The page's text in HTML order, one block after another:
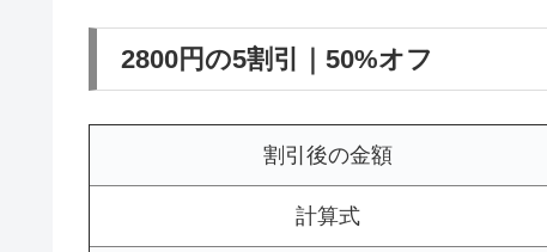
2800円の5割引｜50%オフ
割引後の金額
計算式